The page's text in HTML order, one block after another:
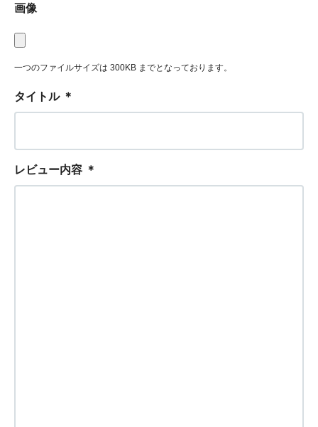
画像
一つのファイルサイズは 300KB までとなっております。
タイトル ＊
レビュー内容 ＊